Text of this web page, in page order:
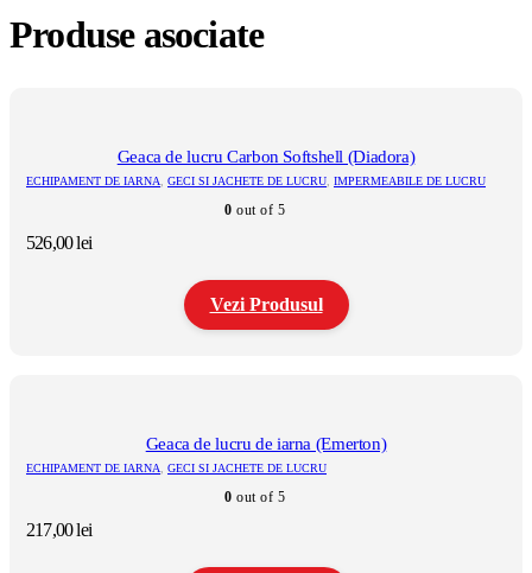
Produse asociate
Geaca de lucru Carbon Softshell (Diadora)
ECHIPAMENT DE IARNA, GECI SI JACHETE DE LUCRU, IMPERMEABILE DE LUCRU
0 out of 5
526,00lei
Vezi Produsul
variații.
Opțiunile
fi
alese
Geaca de lucru de iarna (Emerton)
ECHIPAMENT DE IARNA, GECI SI JACHETE DE LUCRU
0 out of 5
217,00lei